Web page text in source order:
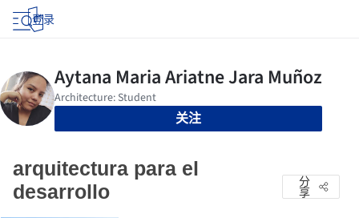
登录
关注
arquitectura para el
desarrollo
分
享